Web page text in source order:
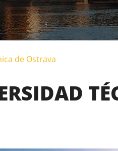
de Ostrava